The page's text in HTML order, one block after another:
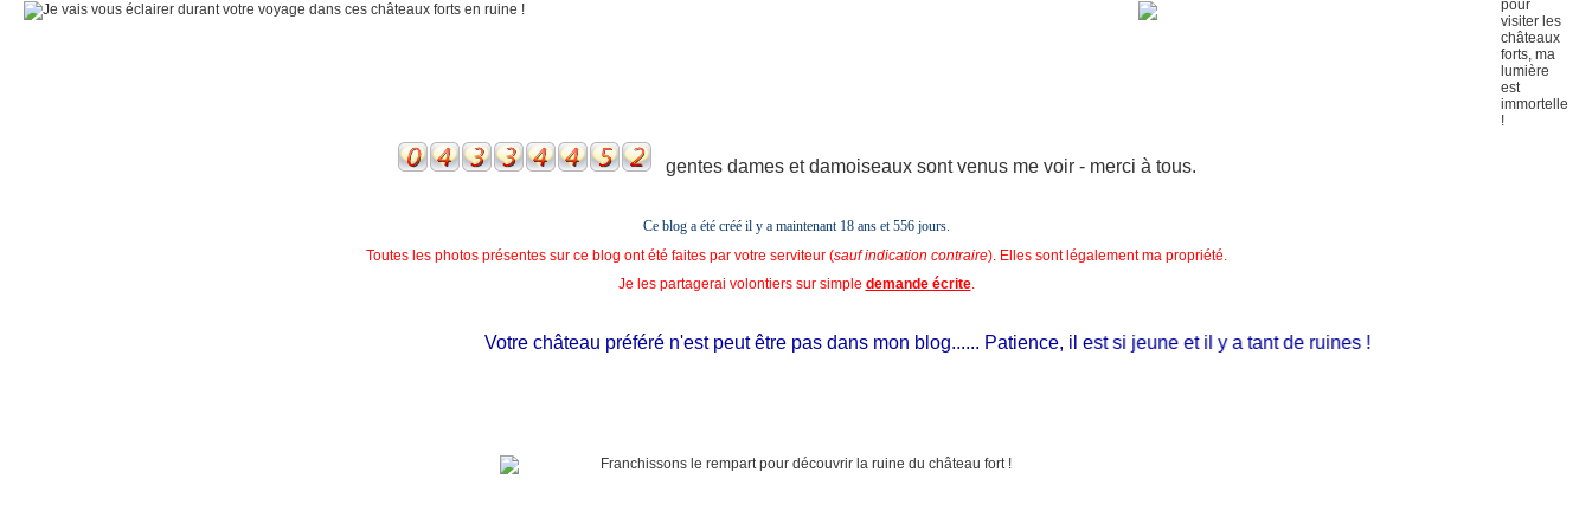
gentes dames et damoiseaux sont venus me voir - merci à tous.
Ce blog a été créé il y a maintenant 18 ans et556 jours.
Toutes les photos présentes sur ce blog ont été faites par votre serviteur (sauf indication contraire). Elles sont légalement ma propriété.
Je les partagerai volontiers sur simple demande écrite.
Votre château préféré n'est peut être pas dans mon blog...... Patience, il est si jeune et il y a tant de ruines !